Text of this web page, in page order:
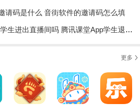
请码是什么 音街软件的邀请码怎么填
腾讯课堂老师能看见学生进出直播间吗 腾讯课堂App学生退出课堂会被发现吗
更多